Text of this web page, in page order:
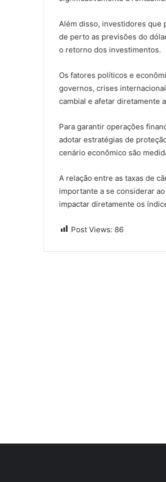
Além disso, investidores que
de perto as previsões do
o retorno dos investimentos.
Os fatores políticos e
governos, crises
cambial e afetar diretamente
Para garantir operações
adotar estratégias de
cenário econômico são
A relação entre as taxas de
importante a se considerar
impactar diretamente os
Post Views: 86